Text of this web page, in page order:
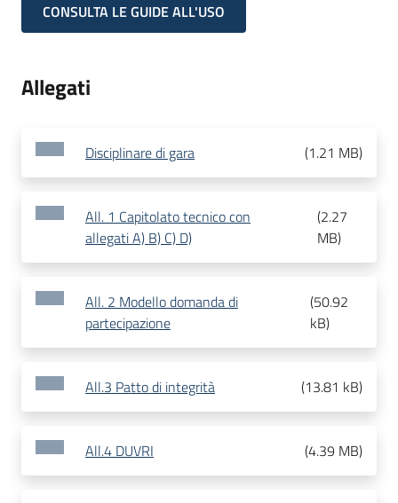
CONSULTA LE GUIDE ALL'USO
Allegati
Disciplinare di gara (1.21 MB)
All. 1 Capitolato tecnico con
allegati A) B) C) D)
(2.27
MB)
All. 2 Modello domanda di
partecipazione
(50.92
kB)
All.3 Patto di integrità (13.81 kB)
All.4 DUVRI (4.39 MB)